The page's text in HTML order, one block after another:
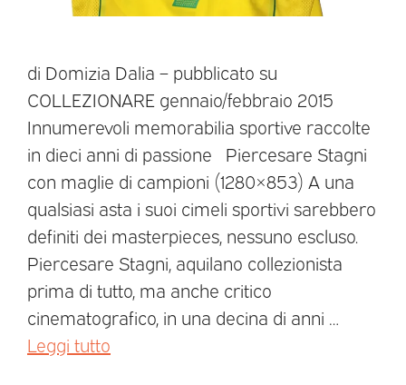
di Domizia Dalia – pubblicato su
COLLEZIONARE gennaio/febbraio 2015
Innumerevoli memorabilia sportive raccolte
in dieci anni di passione Piercesare Stagni
con maglie di campioni (1280×853) A una
qualsiasi asta i suoi cimeli sportivi sarebbero
definiti dei masterpieces, nessuno escluso.
Piercesare Stagni, aquilano collezionista
prima di tutto, ma anche critico
cinematografico, in una decina di anni …
Leggi tutto